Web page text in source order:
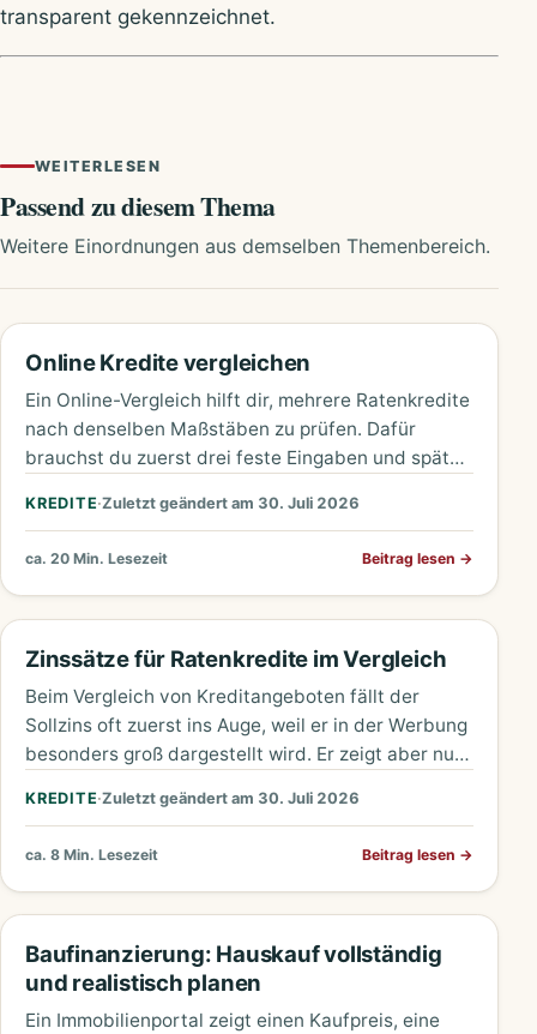
transparent gekennzeichnet.
WEITERLESEN
Passend zu diesem Thema
Weitere Einordnungen aus demselben Themenbereich.
KREDITE·Zuletzt geändert am 30. Juli 2026
Online Kredite vergleichen
Ein Online-Vergleich hilft dir, mehrere Ratenkredite
nach denselben Maßstäben zu prüfen. Dafür
brauchst du zuerst drei feste Eingaben und später
ca. 20 Min. Lesezeit Beitrag lesen →
KREDITE·Zuletzt geändert am 30. Juli 2026
Zinssätze für Ratenkredite im Vergleich
Beim Vergleich von Kreditangeboten fällt der
Sollzins oft zuerst ins Auge, weil er in der Werbung
besonders groß dargestellt wird. Er zeigt aber nur
ca. 8 Min. Lesezeit Beitrag lesen →
Baufinanzierung: Hauskauf vollständig
und realistisch planen
Ein Immobilienportal zeigt einen Kaufpreis, eine